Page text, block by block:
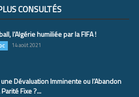
CONSULTÉS
l’Algérie humiliée par la FIFA !
14 août 2021
Dévaluation Imminente ou l’Abandon
Fixe ?...